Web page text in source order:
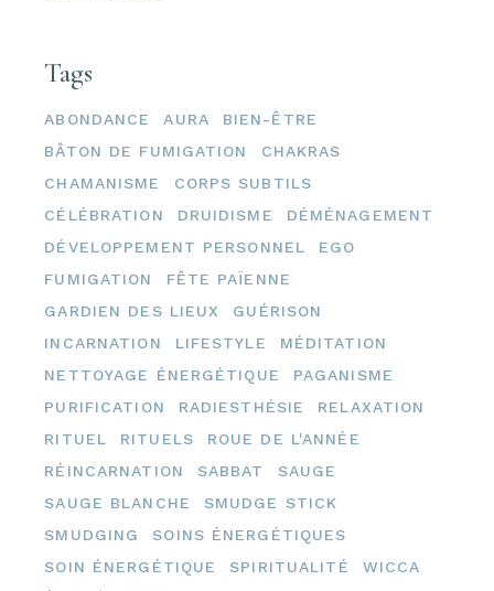
Tags
ABONDANCE AURA
BIEN-ÊTRE
BÂTON DE FUMIGATION
CHAKRAS
CHAMANISME
CORPS SUBTILS
CÉLÉBRATION
DRUIDISME
DÉMÉNAGEMENT
DÉVELOPPEMENT PERSONNEL
EGO
FUMIGATION
FÊTE PAÏENNE
GARDIEN DES LIEUX
GUÉRISON
INCARNATION
LIFESTYLE
MÉDITATION
NETTOYAGE ÉNERGÉTIQUE
PAGANISME
PURIFICATION
RADIESTHÉSIE
RELAXATION
RITUEL
RITUELS
ROUE DE L'ANNÉE
RÉINCARNATION
SABBAT
SAUGE
SAUGE BLANCHE
SMUDGE STICK
SMUDGING
SOINS ÉNERGÉTIQUES
SOIN ÉNERGÉTIQUE
SPIRITUALITÉ
WICCA